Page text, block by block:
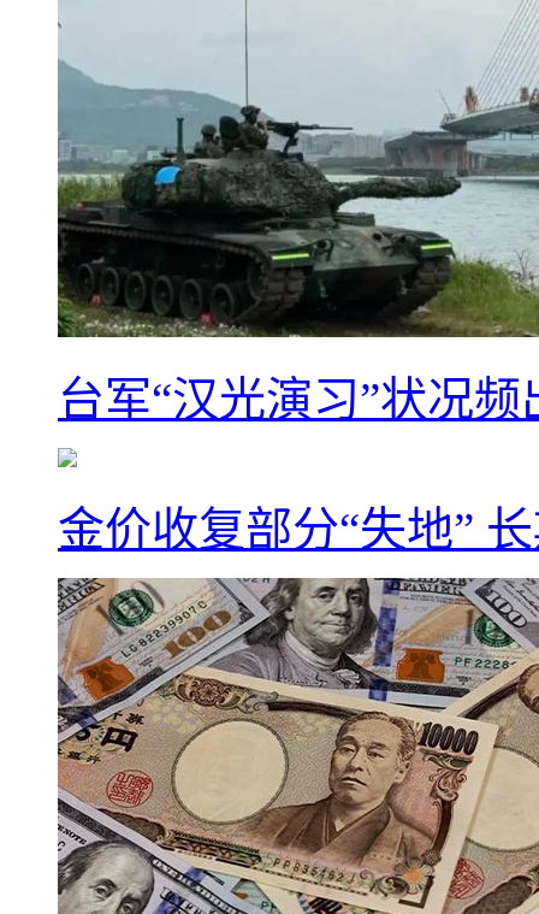
台军“汉光演习”状况
金价收复部分“失地”